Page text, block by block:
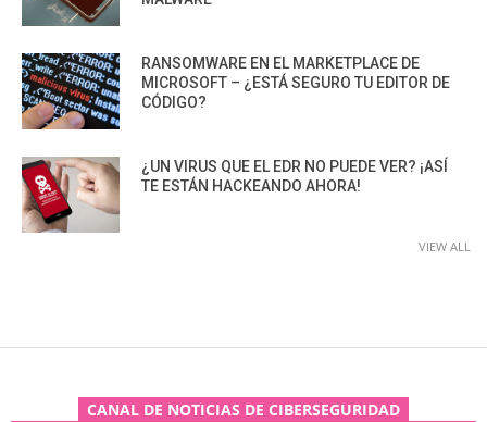
RANSOMWARE EN EL MARKETPLACE DE
MICROSOFT – ¿ESTÁ SEGURO TU EDITOR DE
CÓDIGO?
¿UN VIRUS QUE EL EDR NO PUEDE VER? ¡ASÍ
TE ESTÁN HACKEANDO AHORA!
VIEW ALL
CANAL DE NOTICIAS DE CIBERSEGURIDAD